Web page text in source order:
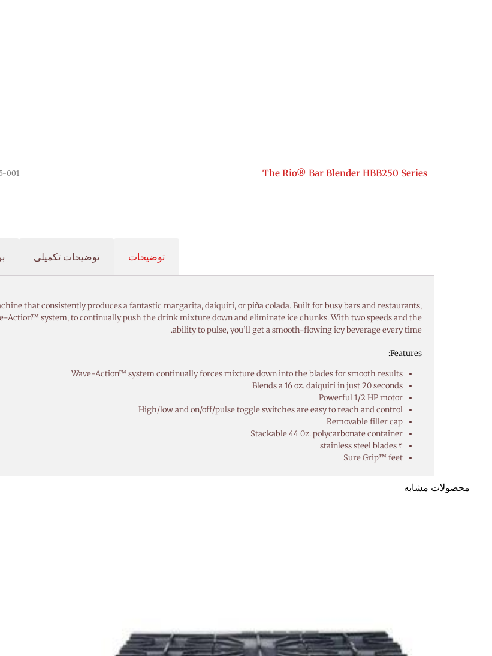
The Rio® Bar Blender HBB250 Series
001
توضیحات توضیحات تکمیلی
that consistently produces a fantastic margarita, daiquiri, or piña colada. Built for busy bars and restaurants,
Action™ system, to continually push the drink mixture down and eliminate ice chunks. With two speeds and the
ability to pulse, you’ll get a smooth-flowing icy beverage every time.
Features:
Wave-Action™ system continually forces mixture down into the blades for smooth results
Blends a 16 oz. daiquiri in just 20 seconds
Powerful 1/2 HP motor
High/low and on/off/pulse toggle switches are easy to reach and control
Removable filler cap
Stackable 44 0z. polycarbonate container
۴ stainless steel blades
Sure Grip™ feet
محصولات مشابه